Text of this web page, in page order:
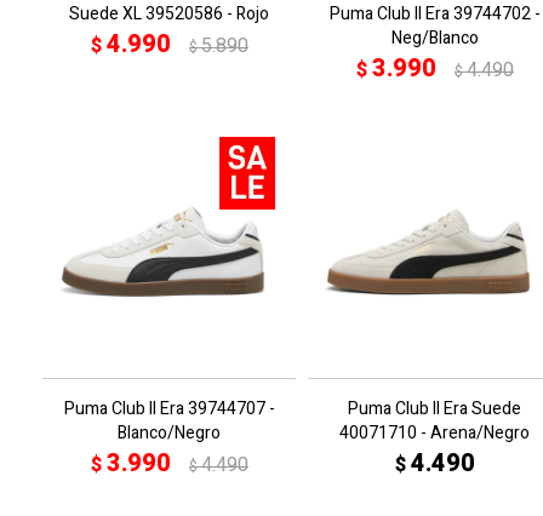
Suede XL 39520586 - Rojo
$4.990 $5.890
Puma Club II Era 39744702 -
Neg/Blanco
$3.990 $4.490
Puma Club II Era 39744707 -
Blanco/Negro
$3.990 $4.490
Puma Club II Era Suede
40071710 - Arena/Negro
$4.490